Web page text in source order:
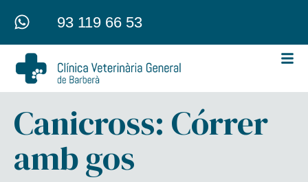
93 119 66 53
Canicross: Córrer
amb gos